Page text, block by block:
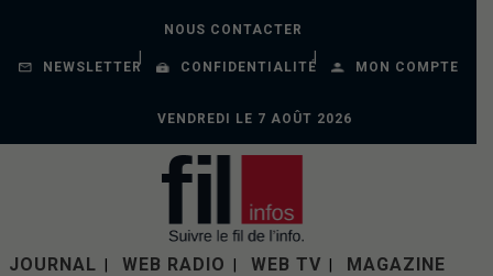
NOUS CONTACTER
NEWSLETTER CONFIDENTIALITÉ MON COMPTE
VENDREDI LE 7 AOÛT 2026
JOURNAL WEB RADIO WEB TV MAGAZINE